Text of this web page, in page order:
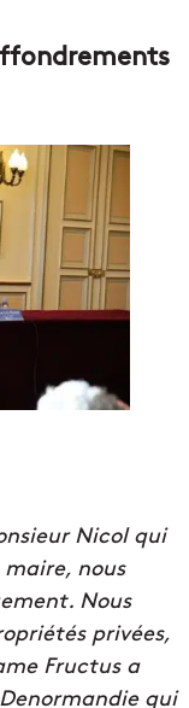
Nicol qui
nous
Nous
privées,
Fructus a
qui